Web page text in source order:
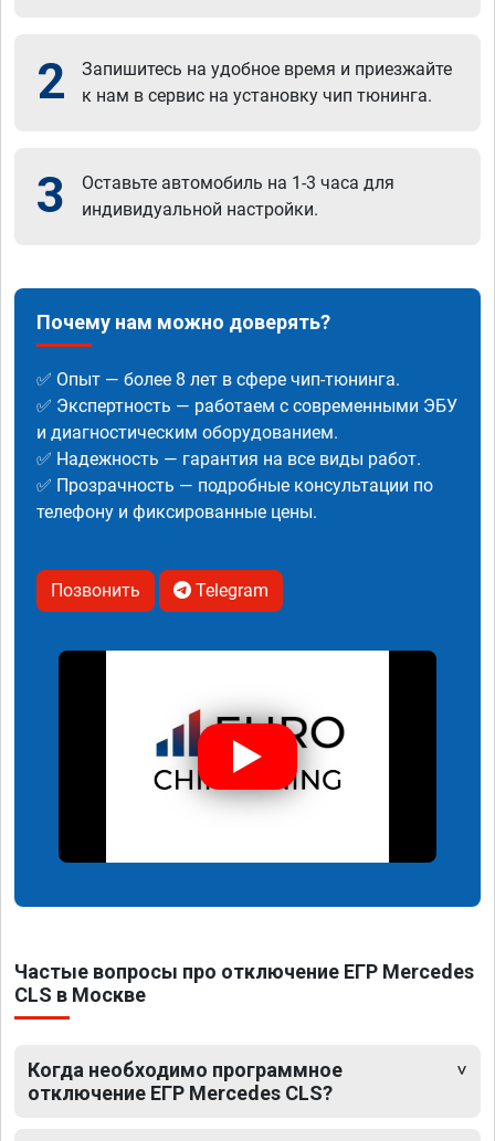
2
Запишитесь на удобное время и приезжайте
к нам в сервис на установку чип тюнинга.
3
Оставьте автомобиль на 1-3 часа для
индивидуальной настройки.
Почему нам можно доверять?
✅ Опыт — более 8 лет в сфере чип-тюнинга.
✅ Экспертность — работаем с современными ЭБУ
и диагностическим оборудованием.
✅ Надежность — гарантия на все виды работ.
✅ Прозрачность — подробные консультации по
телефону и фиксированные цены.
Позвонить Telegram
Частые вопросы про отключение ЕГР Mercedes
CLS в Москве
Когда необходимо программное
отключение ЕГР Mercedes CLS?